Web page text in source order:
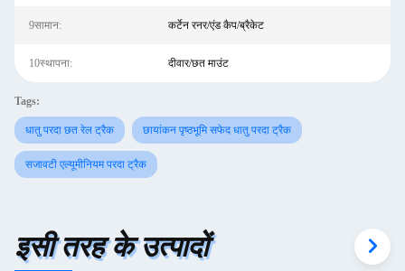
9सामान: कर्टेन रनर/एंड कैप/ब्रैकेट
10स्थापना: दीवार/छत माउंट
Tags:
धातु परदा छत रेल ट्रैक छायांकन पृष्ठभूमि सफेद धातु परदा ट्रैक
सजावटी एल्यूमीनियम परदा ट्रैक
इसी तरह के उत्पादों